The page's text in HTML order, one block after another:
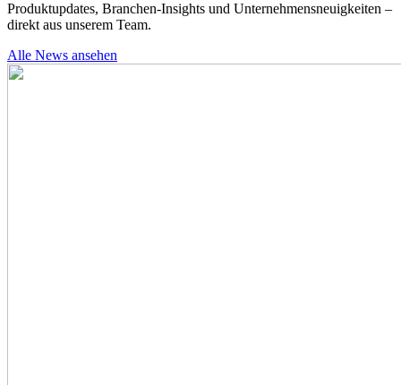
Produktupdates, Branchen-Insights und Unternehmensneuigkeiten –
direkt aus unserem Team.
Alle News ansehen